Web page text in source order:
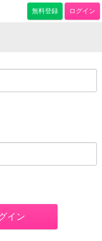
無料登録 ログイン